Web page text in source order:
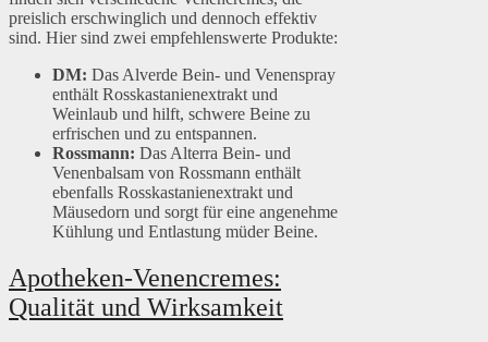
preislich erschwinglich und dennoch effektiv
sind. Hier sind zwei empfehlenswerte Produkte:
DM: Das Alverde Bein- und Venenspray
enthält Rosskastanienextrakt und
Weinlaub und hilft, schwere Beine zu
erfrischen und zu entspannen.
Rossmann: Das Alterra Bein- und
Venenbalsam von Rossmann enthält
ebenfalls Rosskastanienextrakt und
Mäusedorn und sorgt für eine angenehme
Kühlung und Entlastung müder Beine.
Apotheken-Venencremes:
Qualität und Wirksamkeit